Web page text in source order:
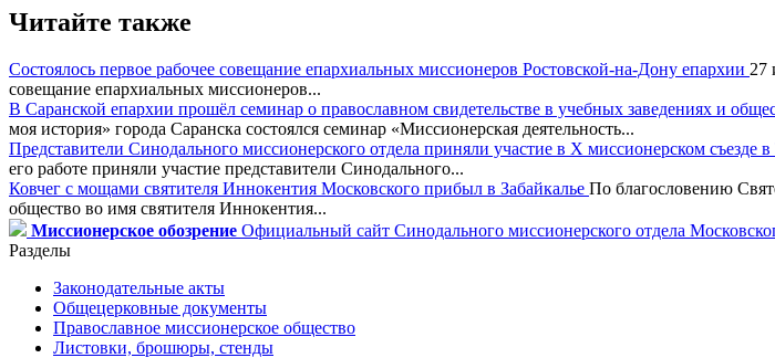
Читайте также
Состоялось первое рабочее совещание епархиальных миссионеров Ростовской-на-Дону епархии 27
совещание епархиальных миссионеров...
В Саранской епархии прошёл семинар о православном свидетельстве в учебных заведениях и
моя история» города Саранска состоялся семинар «Миссионерская деятельность...
Представители Синодального миссионерского отдела приняли участие в X миссионерском съезде в
его работе приняли участие представители Синодального...
Ковчег с мощами святителя Иннокентия Московского прибыл в Забайкалье По благословению
общество во имя святителя Иннокентия...
Миссионерское обозрение Официальный сайт Синодального миссионерского отдела
Разделы
Законодательные акты
Общецерковные документы
Православное миссионерское общество
Листовки, брошюры, стенды